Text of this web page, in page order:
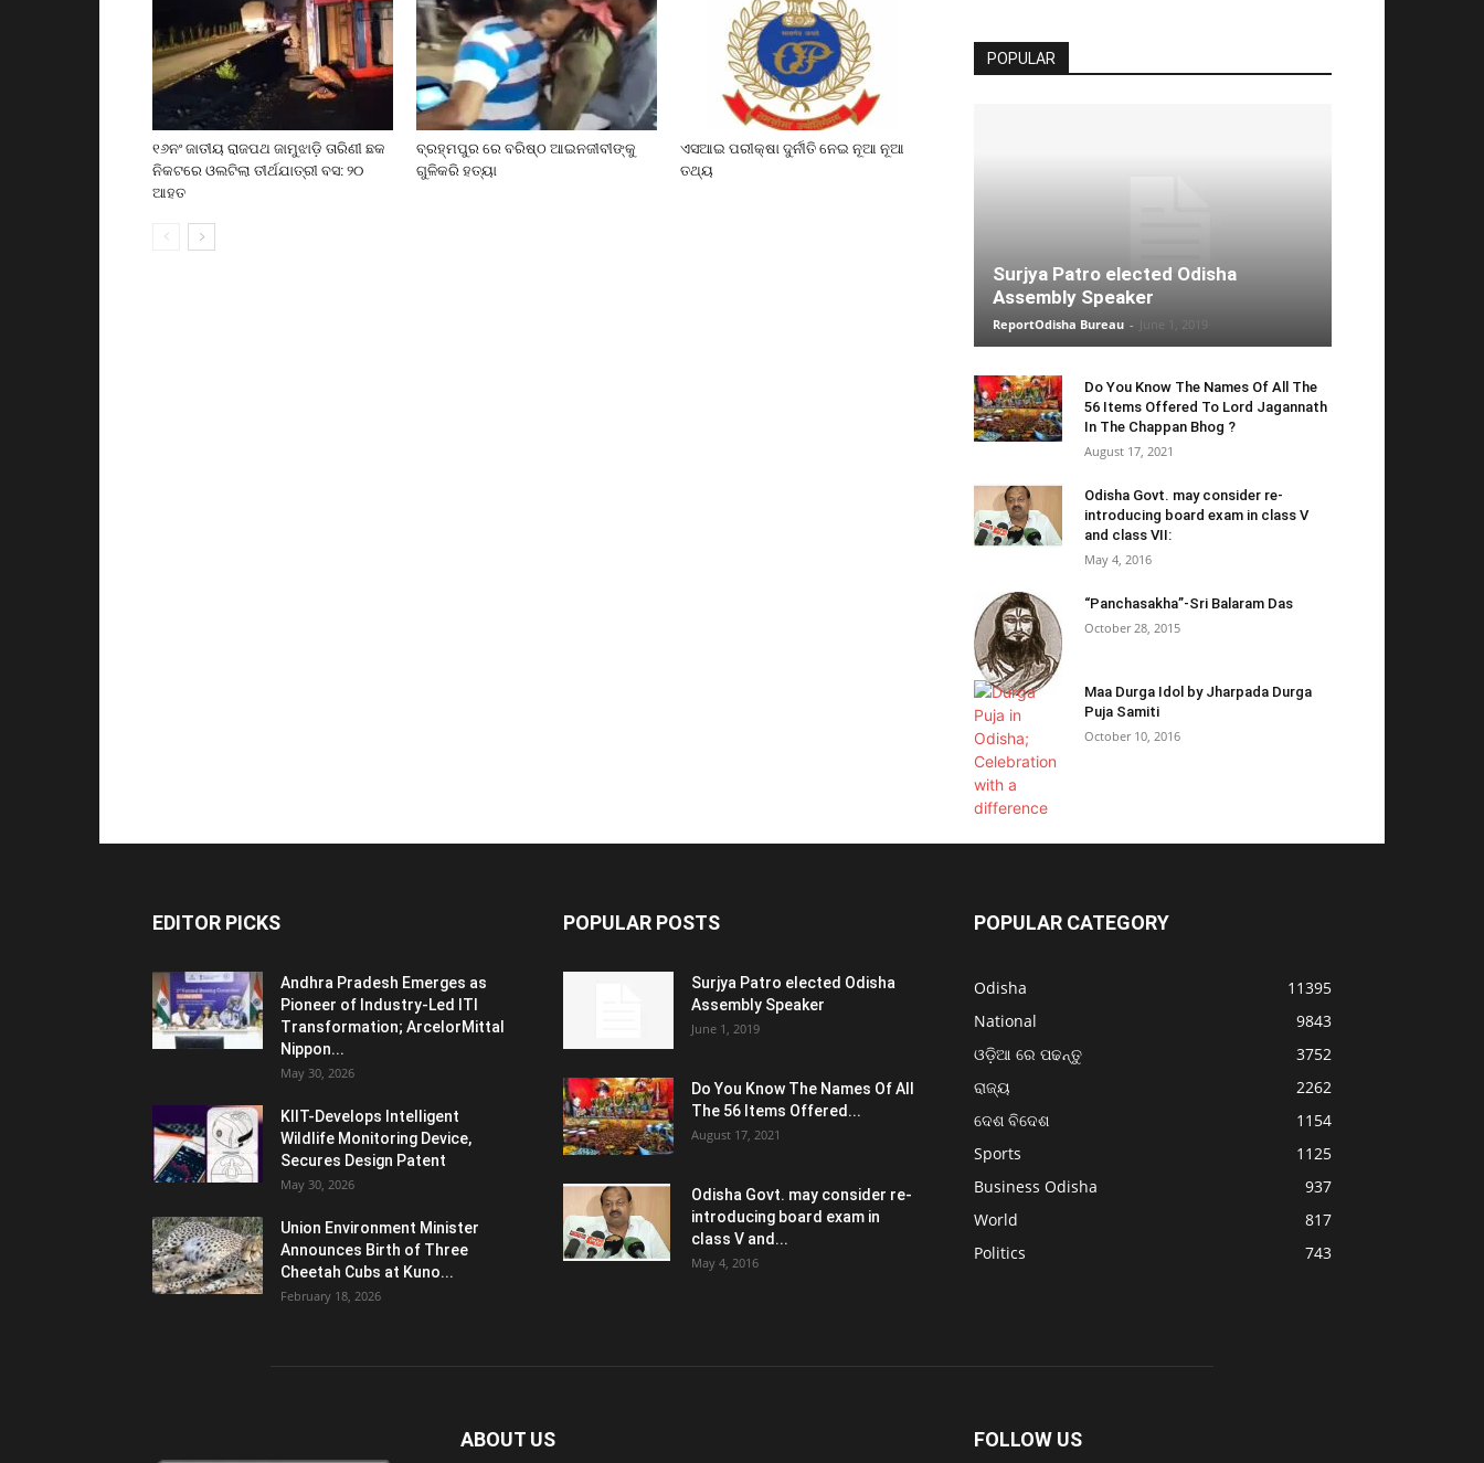
୧୬ନଂ ଜାତୀୟ ରାଜପଥ ଜାମୁଝାଡ଼ି ତାରିଣୀ ଛକ
ନିକଟରେ ଓଲଟିଲା ତୀର୍ଥଯାତ୍ରୀ ବସ: ୨୦
ଆହତ
ବ୍ରହ୍ମପୁର ରେ ବରିଷ୍ଠ ଆଇନଜୀବୀଙ୍କୁ
ଗୁଳିକରି ହତ୍ୟା
ଏସଆଇ ପରୀକ୍ଷା ଦୁର୍ନୀତି ନେଇ ନୂଆ ନୂଆ
ତଥ୍ୟ
POPULAR
Surjya Patro elected Odisha
Assembly Speaker
ReportOdisha Bureau -
Do You Know The Names Of All The
56 Items Offered To Lord Jagannath
In The Chappan Bhog ?
August 17, 2021
Odisha Govt. may consider re-
introducing board exam in class V
and class VII:
May 4, 2016
“Panchasakha”-Sri Balaram Das
October 28, 2015
Maa Durga Idol by Jharpada Durga
Puja Samiti
October 10, 2016
EDITOR PICKS
Andhra Pradesh Emerges as
Pioneer of Industry-Led ITI
Transformation; ArcelorMittal
Nippon...
May 30, 2026
KIIT-Develops Intelligent
Wildlife Monitoring Device,
Secures Design Patent
May 30, 2026
Union Environment Minister
Announces Birth of Three
Cheetah Cubs at Kuno...
February 18, 2026
POPULAR POSTS
Surjya Patro elected Odisha
Assembly Speaker
June 1, 2019
Do You Know The Names Of All
The 56 Items Offered...
August 17, 2021
Odisha Govt. may consider re-
introducing board exam in
class V and...
May 4, 2016
POPULAR CATEGORY
Odisha
11395
National
9843
ଓଡ଼ିଆ ରେ ପଢନ୍ତୁ
3752
ରାଜ୍ୟ
2262
ଦେଶ ବିଦେଶ
1154
Sports
1125
Business Odisha
937
World
817
Politics
743
ABOUT US FOLLOW US